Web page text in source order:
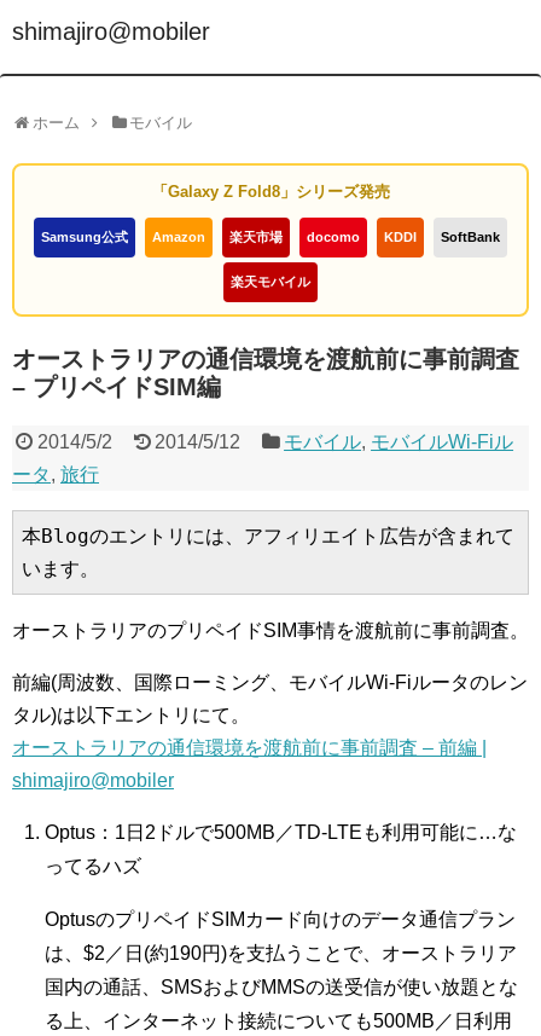
shimajiro@mobiler
ホーム モバイル
「Galaxy Z Fold8」シリーズ発売
Samsung公式 Amazon 楽天市場 docomo KDDI SoftBank
楽天モバイル
オーストラリアの通信環境を渡航前に事前調査
– プリペイドSIM編
2014/5/2 2014/5/12 モバイル, モバイルWi-Fiル
ータ, 旅行
本Blogのエントリには、アフィリエイト広告が含まれて
います。
オーストラリアのプリペイドSIM事情を渡航前に事前調査。
前編(周波数、国際ローミング、モバイルWi-Fiルータのレン
タル)は以下エントリにて。
オーストラリアの通信環境を渡航前に事前調査 – 前編 |
shimajiro@mobiler
Optus：1日2ドルで500MB／TD-LTEも利用可能に…な
ってるハズ
OptusのプリペイドSIMカード向けのデータ通信プラン
は、$2／日(約190円)を支払うことで、オーストラリア
国内の通話、SMSおよびMMSの送受信が使い放題とな
る上、インターネット接続についても500MB／日利用